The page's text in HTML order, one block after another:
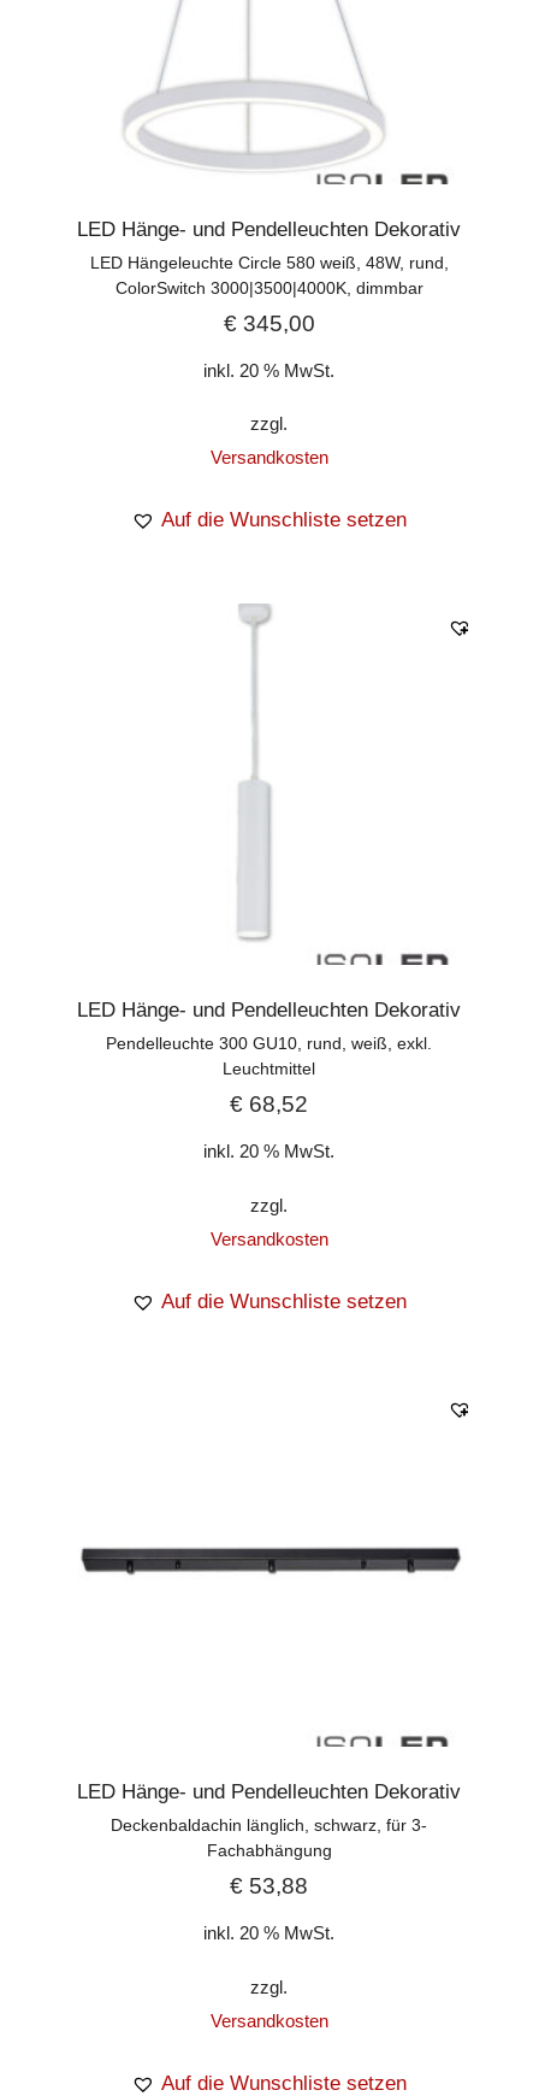
LED Hänge- und Pendelleuchten Dekorativ
LED Hängeleuchte Circle 580 weiß, 48W, rund,
ColorSwitch 3000|3500|4000K, dimmbar
€345,00
inkl. 20 % MwSt.
zzgl.
Versandkosten
Auf die Wunschliste setzen
LED Hänge- und Pendelleuchten Dekorativ
Pendelleuchte 300 GU10, rund, weiß, exkl.
Leuchtmittel
€ 68,52
inkl. 20 % MwSt.
zzgl.
Versandkosten
Auf die Wunschliste setzen
LED Hänge- und Pendelleuchten Dekorativ
Deckenbaldachin länglich, schwarz, für 3-
Fachabhängung
€ 53,88
inkl. 20 % MwSt.
zzgl.
Versandkosten
Auf die Wunschliste setzen